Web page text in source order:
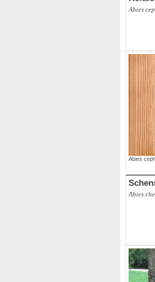
ABBR
Abies
Abies
Abies